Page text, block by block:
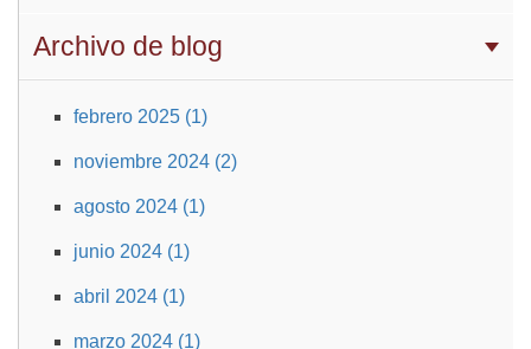
Archivo de blog
febrero 2025 (1)
noviembre 2024 (2)
agosto 2024 (1)
junio 2024 (1)
abril 2024 (1)
marzo 2024 (1)